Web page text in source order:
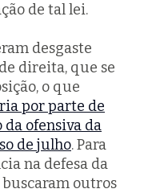
de tal lei.
desgaste
direita, que se
o que
por parte de
da ofensiva da
de julho. Para
na defesa da
buscaram outros